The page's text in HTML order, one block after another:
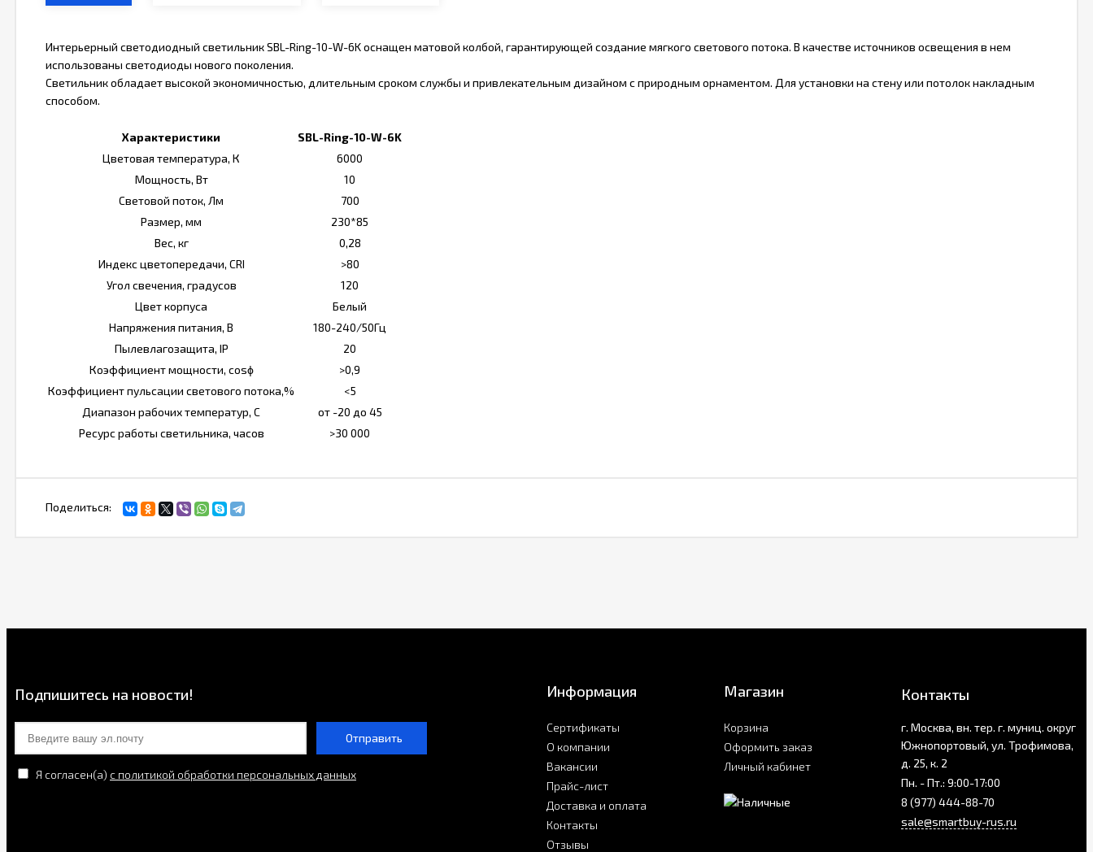
Интерьерный светодиодный светильник SBL-Ring-10-W-6K оснащен матовой колбой, гарантирующей создание мягкого светового потока. В качестве источников освещения в нем
использованы светодиоды нового поколения.
Светильник обладает высокой экономичностью, длительным сроком службы и привлекательным дизайном с природным орнаментом. Для установки на стену или потолок накладным
способом.
Характеристики
SBL-Ring-10-W-6K
Цветовая температура, К
6000
Мощность, Вт
10
Световой поток, Лм
700
Размер, мм
230*85
Вес, кг
0,28
Индекс цветопередачи, CRI
>80
Угол свечения, градусов
120
Цвет корпуса
Белый
Напряжения питания, В
180-240/50Гц
Пылевлагозащита, IP
20
Коэффициент мощности, cosϕ
>0,9
Коэффициент пульсации светового потока,%
<5
Диапазон рабочих температур, С
от -20 до 45
Ресурс работы светильника, часов
>30 000
Поделиться:
Подпишитесь на новости!
Отправить
Я согласен(a) с политикой обработки персональных данных
Информация
Сертификаты
О компании
Вакансии
Прайс-лист
Доставка и оплата
Контакты
Отзывы
Магазин
Корзина
Оформить заказ
Личный кабинет
Контакты
г. Москва, вн. тер. г. муниц. округ
Южнопортовый, ул. Трофимова,
д. 25, к. 2
Пн. - Пт.: 9:00-17:00
8 (977) 444-88-70
sale@smartbuy-rus.ru